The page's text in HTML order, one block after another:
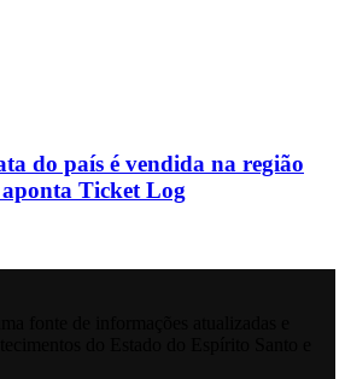
do país é vendida na região
aponta Ticket Log